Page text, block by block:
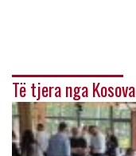
Të tjera nga Kosova